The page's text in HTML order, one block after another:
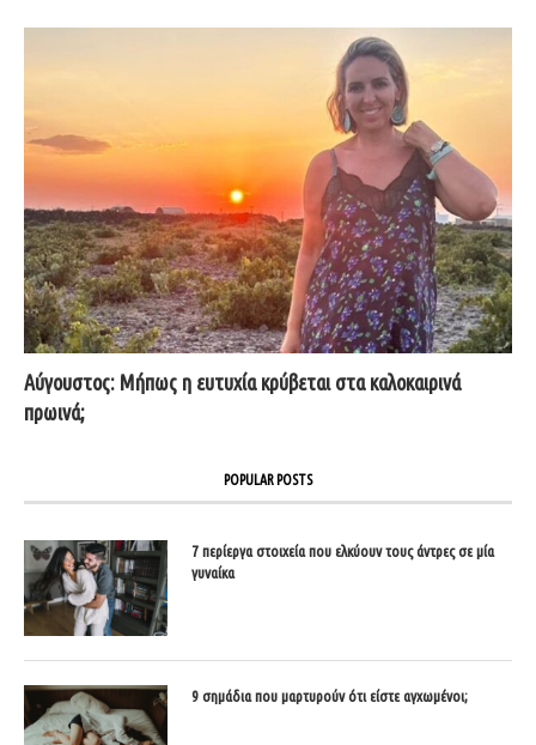
Αύγουστος: Μήπως η ευτυχία κρύβεται στα καλοκαιρινά
πρωινά;
POPULAR POSTS
7 περίεργα στοιχεία που ελκύουν τους άντρες σε μία
γυναίκα
9 σημάδια που μαρτυρούν ότι είστε αγχωμένοι;